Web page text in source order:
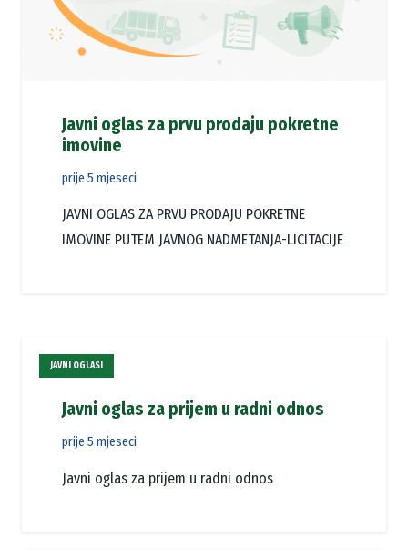
Javni oglas za prvu prodaju pokretne
imovine
prije 5 mjeseci
JAVNI OGLAS ZA PRVU PRODAJU POKRETNE
IMOVINE PUTEM JAVNOG NADMETANJA-LICITACIJE
JAVNI OGLASI
Javni oglas za prijem u radni odnos
prije 5 mjeseci
Javni oglas za prijem u radni odnos